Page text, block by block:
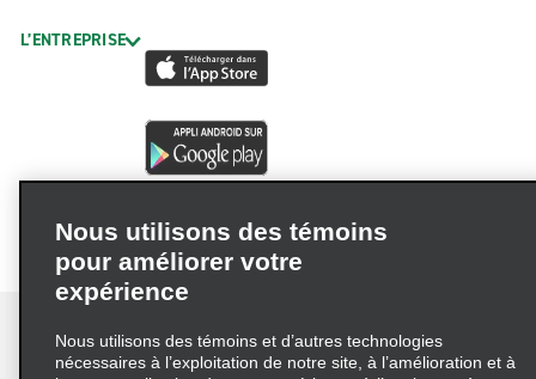
L’ENTREPRISE
Nous utilisons des témoins
pour améliorer votre
expérience
Nous utilisons des témoins et d’autres technologies
nécessaires à l’exploitation de notre site, à l’amélioration et à